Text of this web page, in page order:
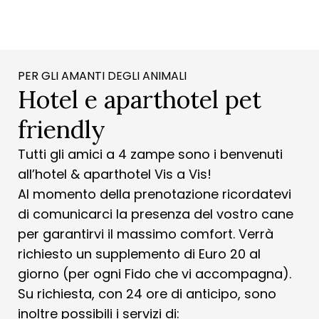
PER GLI AMANTI DEGLI ANIMALI
Hotel e aparthotel pet
friendly
Tutti gli amici a 4 zampe sono i benvenuti
all’hotel & aparthotel Vis a Vis!
Al momento della prenotazione ricordatevi
di comunicarci la presenza del vostro cane
per garantirvi il massimo comfort. Verrà
richiesto un supplemento di Euro 20 al
giorno (per ogni Fido che vi accompagna).
Su richiesta, con 24 ore di anticipo, sono
inoltre possibili i servizi di: